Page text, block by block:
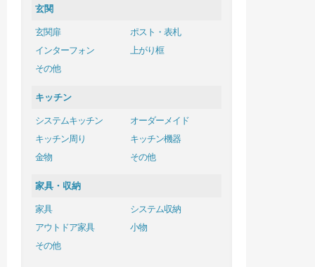
玄関
玄関扉
ポスト・表札
インターフォン
上がり框
その他
キッチン
システムキッチン
オーダーメイド
キッチン周り
キッチン機器
金物
その他
家具・収納
家具
システム収納
アウトドア家具
小物
その他